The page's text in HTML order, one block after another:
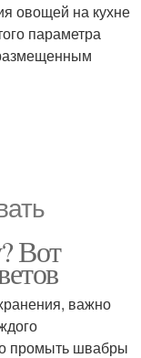
овощей на кухне
параметра
Вот
важно
промыть швабры